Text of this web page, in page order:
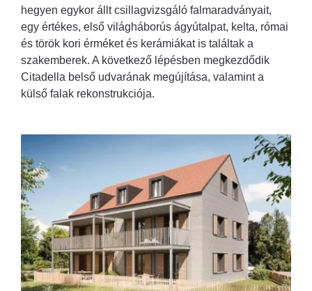
hegyen egykor állt csillagvizsgáló falmaradványait,
egy értékes, első világháborús ágyútalpat, kelta, római
és török kori érméket és kerámiákat is találtak a
szakemberek. A következő lépésben megkezdődik
Citadella belső udvarának megújítása, valamint a
külső falak rekonstrukciója.